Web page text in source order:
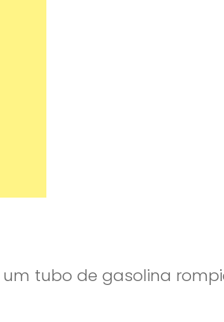
tubo de gasolina